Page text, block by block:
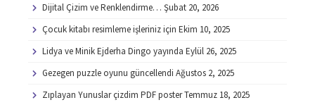
Dijital Çizim ve Renklendirme… Şubat 20, 2026
Çocuk kitabı resimleme işleriniz için Ekim 10, 2025
Lidya ve Minik Ejderha Dingo yayında Eylül 26, 2025
Gezegen puzzle oyunu güncellendi Ağustos 2, 2025
Zıplayan Yunuslar çizdim PDF posterTemmuz 18, 2025